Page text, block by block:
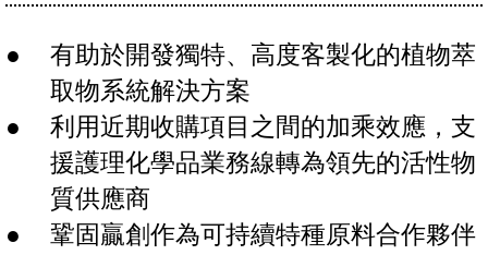
有助於開發獨特、高度客製化的植物萃
取物系統解決方案
利用近期收購項目之間的加乘效應，支
援護理化學品業務線轉為領先的活性物
質供應商
鞏固贏創作為可持續特種原料合作夥伴